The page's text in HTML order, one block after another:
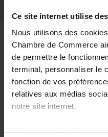
Ce site internet utilise
Nous utilisons des
Chambre de Commerce
de permettre le
terminal, personnaliser le
fonction de vos
relatives aux médias
notre site internet.
Pressespiegel
Diesen Artikel teilen